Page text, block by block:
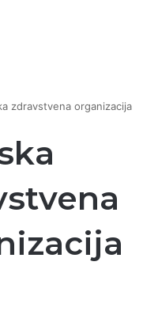
zdravstvena organizacija